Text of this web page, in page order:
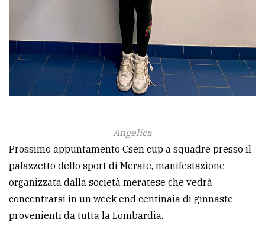
Angelica
Prossimo appuntamento Csen cup a squadre presso il
palazzetto dello sport di Merate, manifestazione
organizzata dalla società meratese che vedrà
concentrarsi in un week end centinaia di ginnaste
provenienti da tutta la Lombardia.